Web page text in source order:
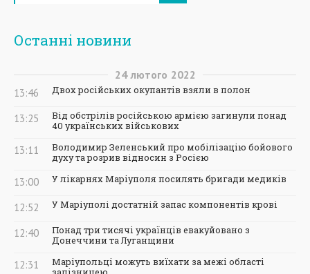
Останні новини
24 лютого 2022
13:46 Двох російських окупантів взяли в полон
13:25
Від обстрілів російською армією загинули понад
40 українських військових
13:11
Володимир Зеленський про мобілізацію бойового
духу та розрив відносин з Росією
13:00 У лікарнях Маріуполя посилять бригади медиків
12:52 У Маріуполі достатній запас компонентів крові
12:40
Понад три тисячі українців евакуйовано з
Донеччини та Луганщини
12:31
Маріупольці можуть виїхати за межі області